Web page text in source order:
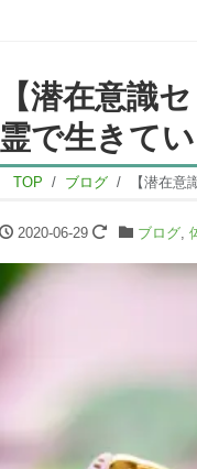
【潜在意識
霊で生きて
TOP ブログ 【潜在
2020-06-29 ブログ,